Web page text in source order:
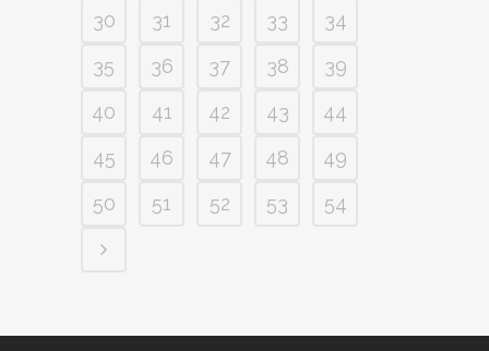
30
31 32 33
34
35
36 37 38
39
40
41 42 43
44
45
46 47 48
49
50
51 52 53 54